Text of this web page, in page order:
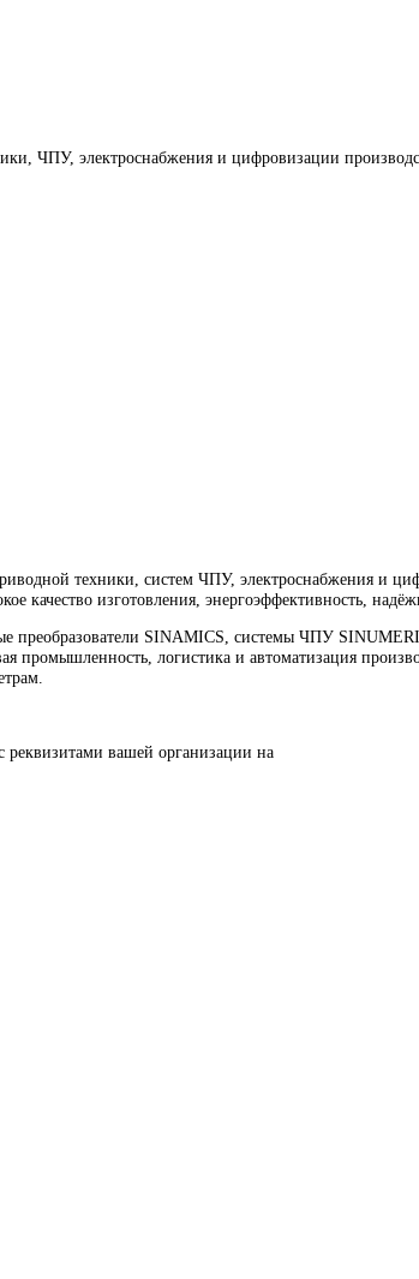
1AA00
техники, ЧПУ, электроснабжения и
качество изготовления,
преобразователи SINAMICS,
пищевая промышленность, логистика и
параметрам.
с реквизитами вашей организации на